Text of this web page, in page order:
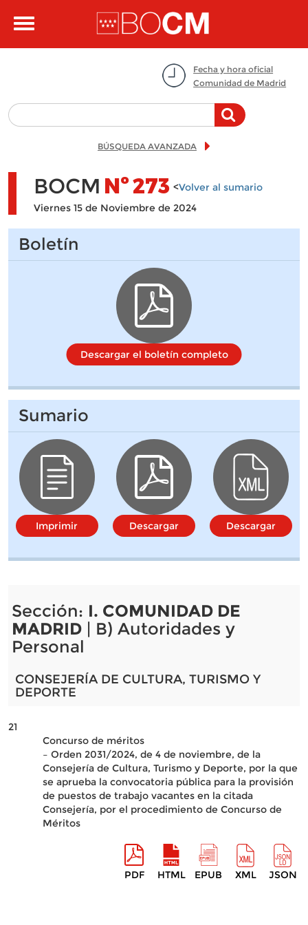
Toggle
Fecha y hora oficial
Comunidad de Madrid
BÚSQUEDA AVANZADA
BOCM Nº273 <Volver al sumario
Viernes 15 de Noviembre de 2024
Boletín
Descargar el boletín completo
Sumario
Imprimir Descargar Descargar
Sección: I. COMUNIDAD DE
MADRID| B) Autoridades y
Personal
CONSEJERÍA DE CULTURA, TURISMO Y
DEPORTE
21
Concurso de méritos
– Orden 2031/2024, de 4 de noviembre, de la
Consejería de Cultura, Turismo y Deporte, por la que
se aprueba la convocatoria pública para la provisión
de puestos de trabajo vacantes en la citada
Consejería, por el procedimiento de Concurso de
Méritos
PDF HTML EPUB XML JSON